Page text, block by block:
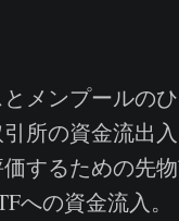
メンプールのひ
所の資金流出入
するための先
への資金流入。